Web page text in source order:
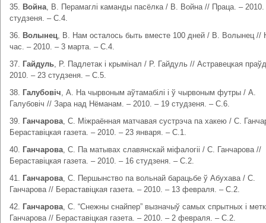
35. Война, В. Перамаглі каманды пасёлка / В. Война // Праца. – 2010.
студзеня. – С.4.
36. Волынец, В. Нам осталось быть вместе 100 дней / В. Волынец //
час. – 2010. – 3 марта. – С.4.
37. Гайдуль, Р. Падлетак і крымінал / Р. Гайдуль // Астравецкая
2010. – 23 студзеня. – С.5.
38. Галубовіч, А. На чырвоным аўтамабілі і ў чырвоным футры / А.
Галубовіч // Зара над Нёманам. – 2010. – 19 студзеня. – С.6.
39. Ганчарова, С. Міжраённая матчавая сустрэча па хакею / С.
Бераставіцкая газета. – 2010. – 23 января. – С.1.
40. Ганчарова, С. Па матывах славянскай міфалогіі / С. Ганчарова //
Бераставіцкая газета. – 2010. – 16 студзеня. – С.2.
41. Ганчарова, С. Першынство па вольнай барацьбе ў Абухава / С.
Ганчарова // Бераставіцкая газета. – 2010. – 13 февраля. – С.2.
42. Ганчарова, С. “Снежны снайпер” вызначыў самых спрытных і
Ганчарова // Бераставіцкая газета. – 2010. – 2 февраля. – С.2.